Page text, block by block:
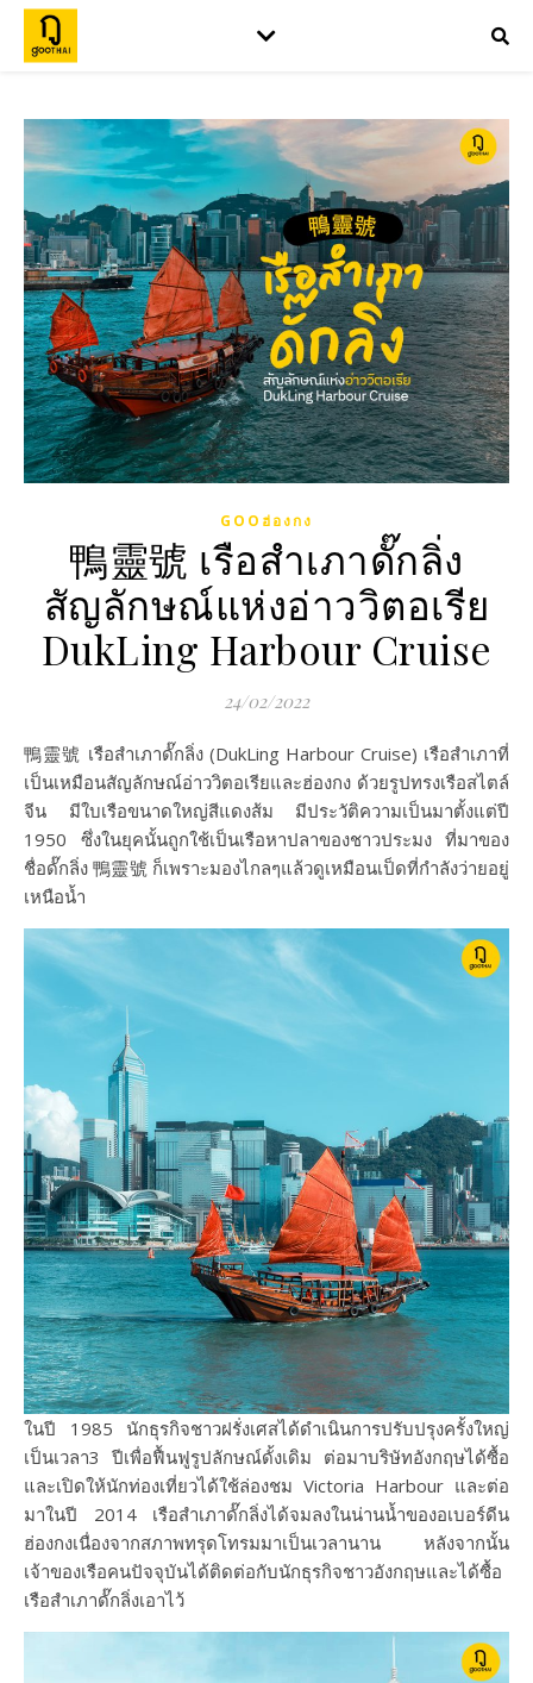
GOOฮ่องกง
鴨靈號 เรือสำเภาดั๊กลิ่ง
สัญลักษณ์แห่งอ่าววิตอเรีย
DukLing Harbour Cruise
24/02/2022
鴨靈號 เรือสำเภาดั๊กลิ่ง (DukLing Harbour Cruise) เรือสำเภาที่
เป็นเหมือนสัญลักษณ์อ่าววิตอเรียและฮ่องกง ด้วยรูปทรงเรือสไตล์
จีน มีใบเรือขนาดใหญ่สีแดงส้ม มีประวัติความเป็นมาตั้งแต่ปี
1950 ซึ่งในยุคนั้นถูกใช้เป็นเรือหาปลาของชาวประมง ที่มาของ
ชื่อดั๊กลิ่ง 鴨靈號 ก็เพราะมองไกลๆแล้วดูเหมือนเป็ดที่กำลังว่ายอยู่
เหนือน้ำ
ในปี 1985 นักธุรกิจชาวฝรั่งเศสได้ดำเนินการปรับปรุงครั้งใหญ่
เป็นเวลา3 ปีเพื่อฟื้นฟูรูปลักษณ์ดั้งเดิม ต่อมาบริษัทอังกฤษได้ซื้อ
และเปิดให้นักท่องเที่ยวได้ใช้ล่องชม Victoria Harbour และต่อ
มาในปี 2014 เรือสำเภาดั๊กลิ่งได้จมลงในน่านน้ำของอเบอร์ดีน
ฮ่องกงเนื่องจากสภาพทรุดโทรมมาเป็นเวลานาน หลังจากนั้น
เจ้าของเรือคนปัจจุบันได้ติดต่อกับนักธุรกิจชาวอังกฤษและได้ซื้อ
เรือสำเภาดั๊กลิ่งเอาไว้